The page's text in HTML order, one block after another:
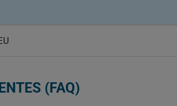
(FAQ)